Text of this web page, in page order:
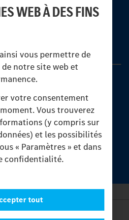
WEB À DES FINS
vous permettre de
notre site web et
votre consentement
Vous trouverez
(y compris sur
et les possibilités
« Paramètres » et dans
confidentialité.
tout
S.A.V Unimog
Provider